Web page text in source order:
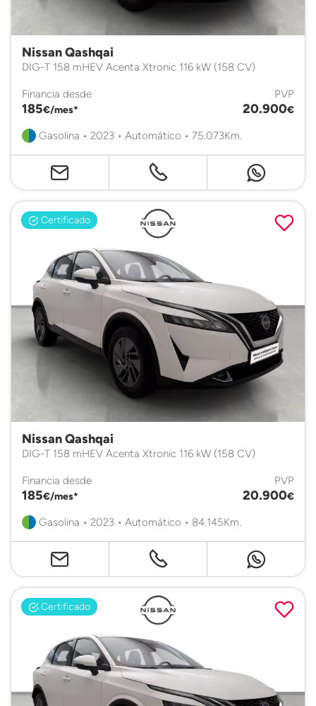
Nissan Qashqai
DIG-T 158 mHEV Acenta Xtronic 116 kW (158 CV)
Financia desde
185€/mes*
PVP
20.900€
Gasolina • 2023 • Automático • 75.073Km.
Certificado
Nissan Qashqai
DIG-T 158 mHEV Acenta Xtronic 116 kW (158 CV)
Financia desde
185€/mes*
PVP
20.900€
Gasolina • 2023 • Automático • 84.145Km.
Certificado